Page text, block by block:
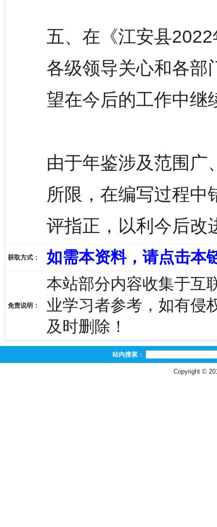
五、在《江安县
各级领导关心和各部
望在今后的工作中继
由于年鉴涉及范围广
所限，在编写过程中
评指正，以利今后改
获取方式： 如需本资料，请点击本
免责说明：
本站部分内容收集于互
业学习者参考，如有侵
及时删除！
站内搜索：
Copyright ©